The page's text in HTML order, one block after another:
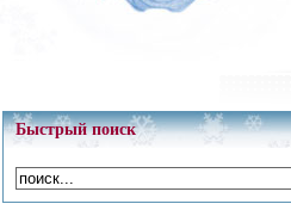
Быстрый поиск